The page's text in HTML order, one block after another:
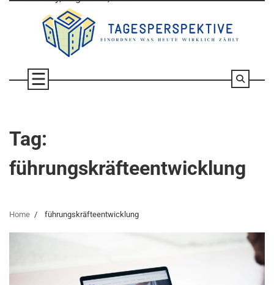
Tag:
führungskräfteentwicklung
Home führungskräfteentwicklung